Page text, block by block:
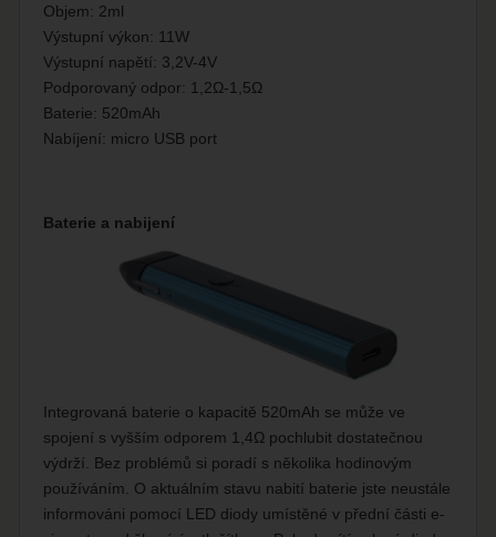
Objem: 2ml
Výstupní výkon: 11W
Výstupní napětí: 3,2V-4V
Podporovaný odpor: 1,2Ω-1,5Ω
Baterie: 520mAh
Nabíjení: micro USB port
Baterie a nabijení
Integrovaná baterie o kapacitě 520mAh se může ve
spojení s vyšším odporem 1,4Ω pochlubit dostatečnou
výdrží. Bez problémů si poradí s několika hodinovým
používáním. O aktuálním stavu nabití baterie jste neustále
informováni pomocí LED diody umístěné v přední části e-